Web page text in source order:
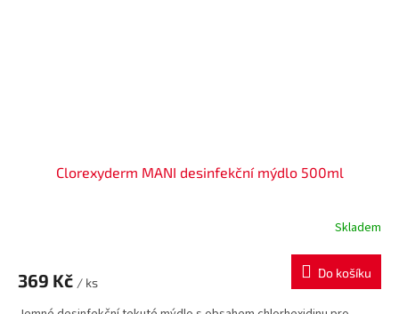
Clorexyderm MANI desinfekční mýdlo 500ml
Skladem
369 Kč / ks
Do košíku